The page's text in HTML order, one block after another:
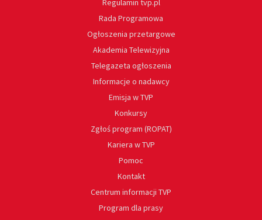
Regulamin tvp.pl
Rada Programowa
Ogłoszenia przetargowe
Akademia Telewizyjna
Telegazeta ogłoszenia
Informacje o nadawcy
Emisja w TVP
Konkursy
Zgłoś program (ROPAT)
Kariera w TVP
Pomoc
Kontakt
Centrum informacji TVP
Program dla prasy